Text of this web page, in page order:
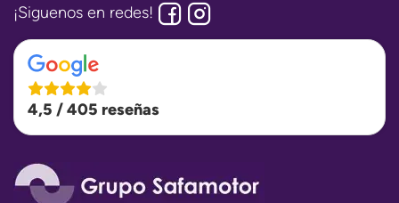
¡Siguenos en redes!
4,5 / 405 reseñas